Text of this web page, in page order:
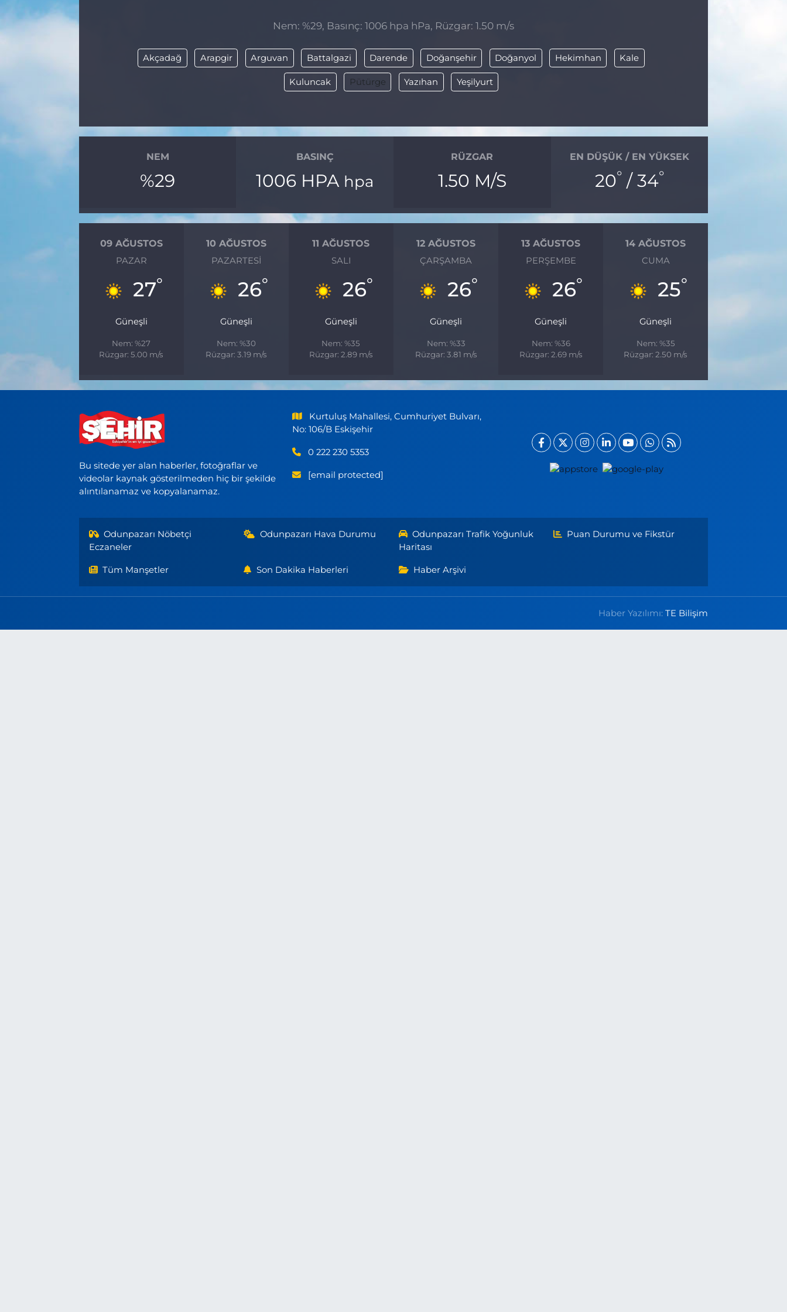
Nem: %29, Basınç: 1006 hpa hPa, Rüzgar: 1.50 m/s
Akçadağ Arapgir Arguvan Battalgazi Darende Doğanşehir Doğanyol Hekimhan Kale
Kuluncak Pütürge Yazıhan Yeşilyurt
NEM
%29
BASINÇ
1006 HPA hpa
RÜZGAR
1.50 M/S
EN DÜŞÜK / EN YÜKSEK
20°/ 34°
09 AĞUSTOS
PAZAR
27°
Güneşli
Nem: %27
Rüzgar: 5.00 m/s
10 AĞUSTOS
PAZARTESI
26°
Güneşli
Nem: %30
Rüzgar: 3.19 m/s
11 AĞUSTOS
SALI
26°
Güneşli
Nem: %35
Rüzgar: 2.89 m/s
12 AĞUSTOS
ÇARŞAMBA
26°
Güneşli
Nem: %33
Rüzgar: 3.81 m/s
13 AĞUSTOS
PERŞEMBE
26°
Güneşli
Nem: %36
Rüzgar: 2.69 m/s
14 AĞUSTOS
CUMA
25°
Güneşli
Nem: %35
Rüzgar: 2.50 m/s
Bu sitede yer alan haberler, fotoğraflar ve
videolar kaynak gösterilmeden hiç bir şekilde
alıntılanamaz ve kopyalanamaz.
Kurtuluş Mahallesi, Cumhuriyet Bulvarı,
No: 106/B Eskişehir
0 222 230 5353
[email protected]
Odunpazarı Nöbetçi
Eczaneler
Odunpazarı Hava Durumu
Odunpazarı Trafik Yoğunluk
Haritası
Puan Durumu ve Fikstür
Tüm Manşetler Son Dakika Haberleri Haber Arşivi
Haber Yazılımı:TE Bilişim
BÖLGE